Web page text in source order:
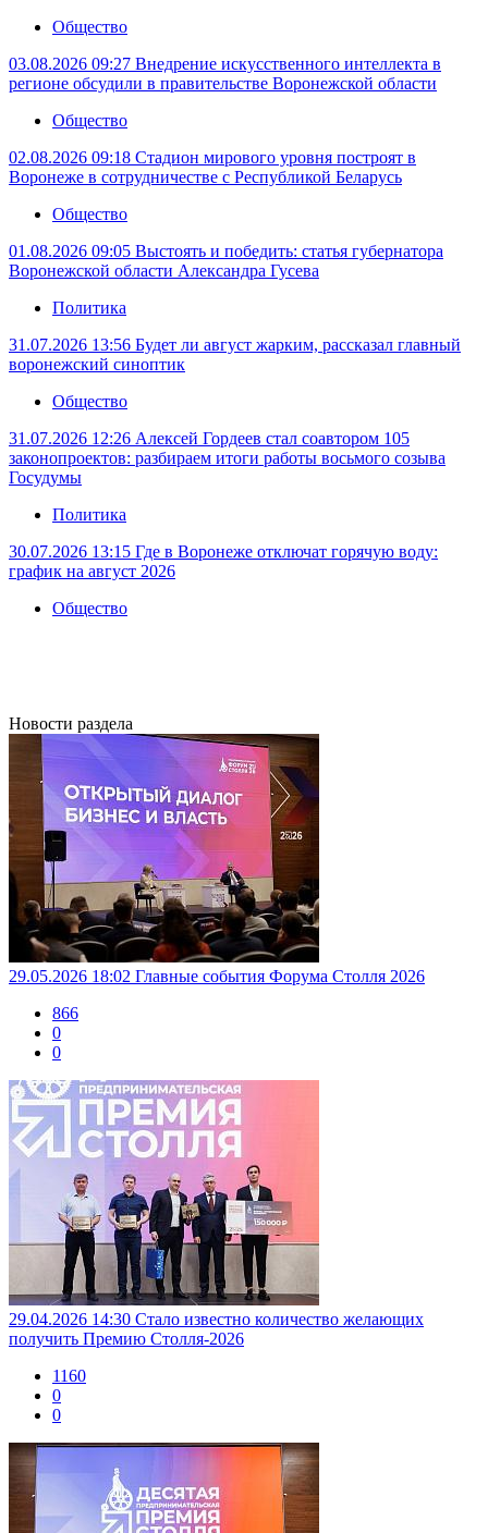
Общество
03.08.2026 09:27 Внедрение искусственного интеллекта в
регионе обсудили в правительстве Воронежской области
Общество
02.08.2026 09:18 Стадион мирового уровня построят в
Воронеже в сотрудничестве с Республикой Беларусь
Общество
01.08.2026 09:05 Выстоять и победить: статья губернатора
Воронежской области Александра Гусева
Политика
31.07.2026 13:56 Будет ли август жарким, рассказал главный
воронежский синоптик
Общество
31.07.2026 12:26 Алексей Гордеев стал соавтором 105
законопроектов: разбираем итоги работы восьмого созыва
Госудумы
Политика
30.07.2026 13:15 Где в Воронеже отключат горячую воду:
график на август 2026
Общество
Новости раздела
29.05.2026 18:02 Главные события Форума Столля 2026
866
0
0
29.04.2026 14:30 Стало известно количество желающих
получить Премию Столля-2026
1160
0
0